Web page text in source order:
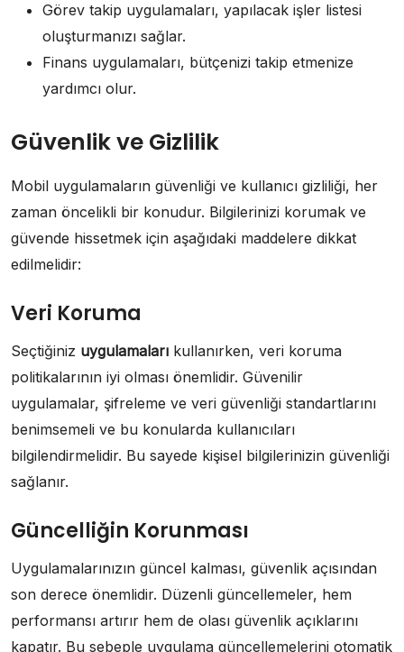
Görev takip uygulamaları, yapılacak işler listesi
oluşturmanızı sağlar.
Finans uygulamaları, bütçenizi takip etmenize
yardımcı olur.
Güvenlik ve Gizlilik
Mobil uygulamaların güvenliği ve kullanıcı gizliliği, her
zaman öncelikli bir konudur. Bilgilerinizi korumak ve
güvende hissetmek için aşağıdaki maddelere dikkat
edilmelidir:
Veri Koruma
Seçtiğiniz uygulamaları kullanırken, veri koruma
politikalarının iyi olması önemlidir. Güvenilir
uygulamalar, şifreleme ve veri güvenliği standartlarını
benimsemeli ve bu konularda kullanıcıları
bilgilendirmelidir. Bu sayede kişisel bilgilerinizin güvenliği
sağlanır.
Güncelliğin Korunması
Uygulamalarınızın güncel kalması, güvenlik açısından
son derece önemlidir. Düzenli güncellemeler, hem
performansı artırır hem de olası güvenlik açıklarını
kapatır. Bu sebeple uygulama güncellemelerini otomatik